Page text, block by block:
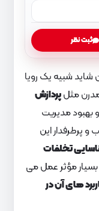
ثبت نظر
شبیه یک رویا
مثلپردازش
بهبود مدیریت
پرطرفدار این
تخلفات
بسیار مؤثر عمل می
های آن در